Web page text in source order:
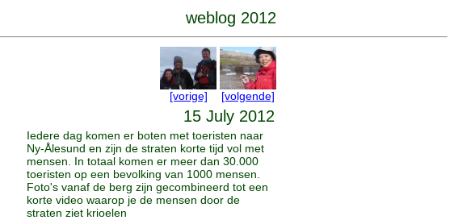
weblog 2012
[vorige] [volgende]
15 July 2012
Iedere dag komen er boten met toeristen naar
Ny-Ålesund en zijn de straten korte tijd vol met
mensen. In totaal komen er meer dan 30.000
toeristen op een bevolking van 1000 mensen.
Foto's vanaf de berg zijn gecombineerd tot een
korte video waarop je de mensen door de
straten ziet krioelen